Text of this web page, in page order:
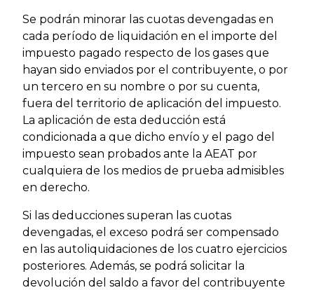
Se podrán minorar las cuotas devengadas en
cada período de liquidación en el importe del
impuesto pagado respecto de los gases que
hayan sido enviados por el contribuyente, o por
un tercero en su nombre o por su cuenta,
fuera del territorio de aplicación del impuesto.
La aplicación de esta deducción está
condicionada a que dicho envío y el pago del
impuesto sean probados ante la AEAT por
cualquiera de los medios de prueba admisibles
en derecho.
Si las deducciones superan las cuotas
devengadas, el exceso podrá ser compensado
en las autoliquidaciones de los cuatro ejercicios
posteriores. Además, se podrá solicitar la
devolución del saldo a favor del contribuyente